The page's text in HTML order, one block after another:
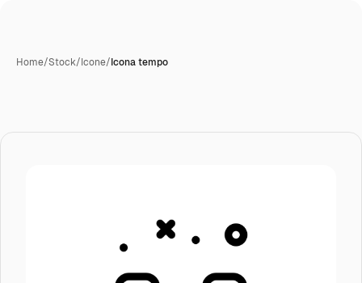
Home/Stock/Icone/Icona tempo